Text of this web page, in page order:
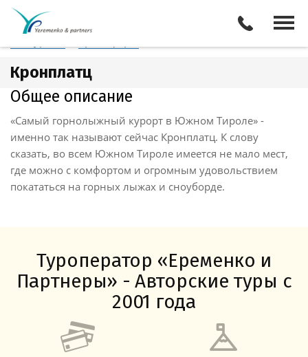
Италия
Все туры
Кронплатц
Общее описание
«Самый горнолыжный курорт в Южном Тироле» -
именно так называют сейчас Кронплатц. К слову
сказать, во всем Южном Тироле имеется не мало мест,
где можно с комфортом и огромным удовольствием
покататься на горных лыжах и сноуборде.
Туроператор «Еременко и
Партнеры» - Авторские туры с
2001 года